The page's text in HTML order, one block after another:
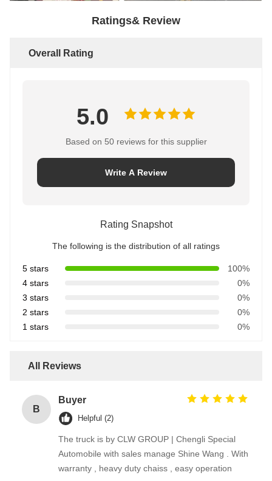
Ratings& Review
Overall Rating
5.0
Based on 50 reviews for this supplier
Write A Review
Rating Snapshot
The following is the distribution of all ratings
5 stars
100%
4 stars
0%
3 stars
0%
2 stars
0%
1 stars
0%
All Reviews
B
Buyer
Helpful (2)
The truck is by CLW GROUP | Chengli Special
Automobile with sales manage Shine Wang . With
warranty , heavy duty chaiss , easy operation